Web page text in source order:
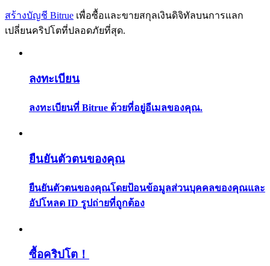
แนะนำ
เรียนรู้วิธีการรักษาผลกำไร
สร้างบัญชี Bitrue เพื่อซื้อและขายสกุลเงินดิจิทัลบนการแลก
เปลี่ยนคริปโตที่ปลอดภัยที่สุด.
ลงทะเบียน
ลงทะเบียนที่ Bitrue ด้วยที่อยู่อีเมลของคุณ.
ยืนยันตัวตนของคุณ
ยืนยันตัวตนของคุณโดยป้อนข้อมูลส่วนบุคคลของคุณและ
อัปโหลด ID รูปถ่ายที่ถูกต้อง
ซื้อคริปโต！